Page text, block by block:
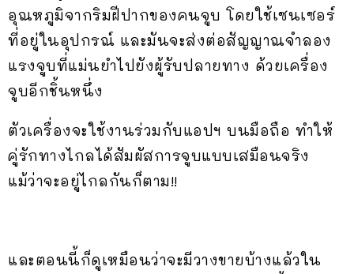
อุณหภูมิจากริมฝีปากของคนจูบ โดยใช้เซนเซอร์
ที่อยู่ในอุปกรณ์ และมันจะส่งต่อสัญญาณจำลอง
แรงจูบที่แม่นยำไปยังผู้รับปลายทาง ด้วยเครื่อง
จูบอีกชิ้นหนึ่ง
ตัวเครื่องจะใช้งานร่วมกับแอปฯ บนมือถือ ทำให้
คู่รักทางไกลได้สัมผัสการจูบแบบเสมือนจริง
แม้ว่าจะอยู่ไกลกันก็ตาม!!
และตอนนี้ก็ดูเหมือนว่าจะมีวางขายบ้างแล้วใน